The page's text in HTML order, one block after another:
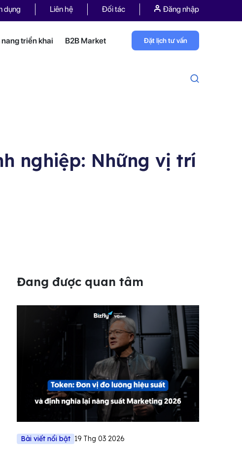
dụng Liên hệ Đối tác Đăng nhập
nang triển khai B2B Market Đặt lịch tư vấn
nghiệp: Những vị trí
Đang được quan tâm
Bài viết nổi bật 19 Thg 03 2026